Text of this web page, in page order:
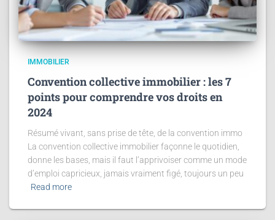
IMMOBILIER
Convention collective immobilier : les 7
points pour comprendre vos droits en
2024
Résumé vivant, sans prise de tête, de la convention immo
La convention collective immobilier façonne le quotidien,
donne les bases, mais il faut l’apprivoiser comme un mode
d’emploi capricieux, jamais vraiment figé, toujours un peu
Read more